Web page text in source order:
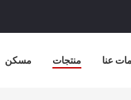
مسكن منتجات عنا